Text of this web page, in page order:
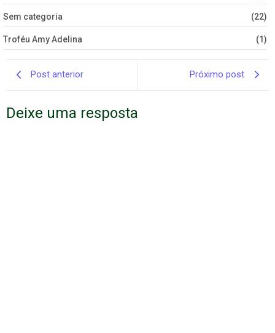
Sem categoria (22)
Troféu Amy Adelina (1)
Post anterior Próximo post
Deixe uma resposta